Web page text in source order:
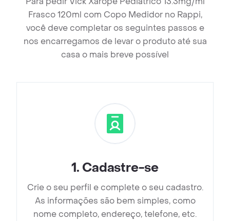
Frasco 120ml com Copo Medidor no Rappi,
você deve completar os seguintes passos e
nos encarregamos de levar o produto até sua
casa o mais breve possível
1. Cadastre-se
Crie o seu perfil e complete o seu cadastro.
As informações são bem simples, como
nome completo, endereço, telefone, etc.